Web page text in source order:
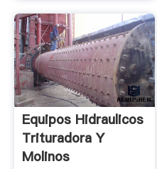
Equipos Hidraulicos
Trituradora Y
Molinos